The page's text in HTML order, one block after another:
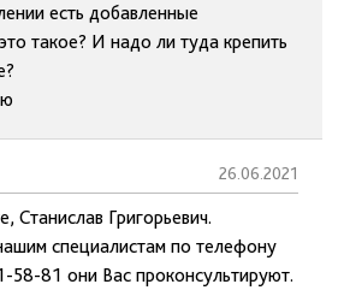
есть добавленные
такое? И надо ли туда крепить
26.06.2021
Станислав Григорьевич.
специалистам по телефону
58-81 они Вас проконсультируют.